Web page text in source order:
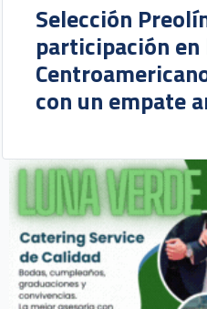
Selección
participación en
con un empate